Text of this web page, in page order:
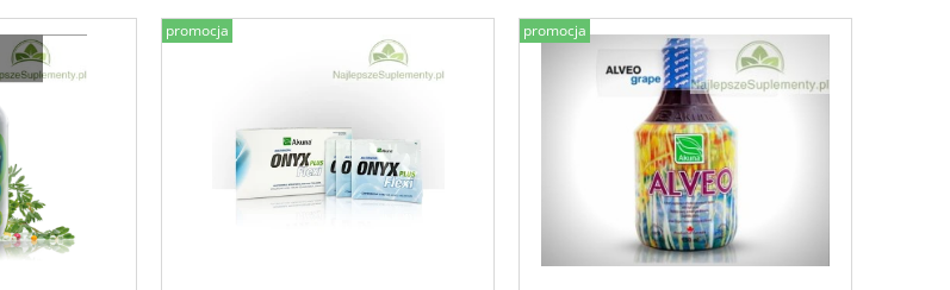
promocja promocja